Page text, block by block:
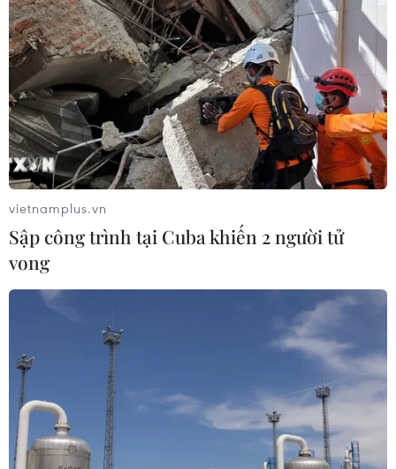
vietnamplus.vn
Sập công trình tại Cuba khiến 2 người tử
vong